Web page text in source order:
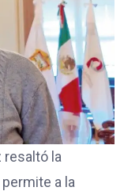
resaltó la
a la